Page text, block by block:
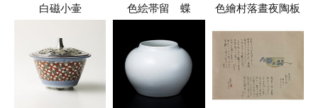
白磁小壷 色絵帯留 蝶 色繪村落晝夜陶板